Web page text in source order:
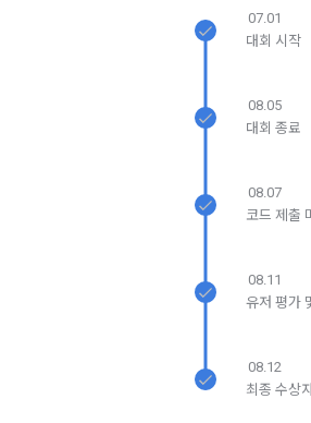
확인
을 크라우드소싱하기 위하여 “회사"에 의
해커톤, AI해커톤, AI경진대회 등을 말한다.
9. "아이디"라 함은 회원의 식별과 회원의
이디를 부여받은 자와 동일인임을 확인하
본 약관은 온라인을 통하여 “회원”에게 공
를 수집하고 있으며, 다음 목적 이외의 용
보를 이용하지 않습니다.
본인인증, 채용정보 매칭 및 컨텐츠 제공
간의 상호 연락, 구매 및 요금 결제, 물품
3) 서비스 개발 및 마케팅ㆍ광고 활용
07.01
대회 시작
08.05
대회 종료
08.07
코드 제출
08.11
유저 평가
08.12
최종 수상